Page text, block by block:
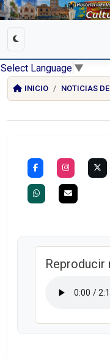
Select Language ▼
INICIO NOTICIAS
Reproducir